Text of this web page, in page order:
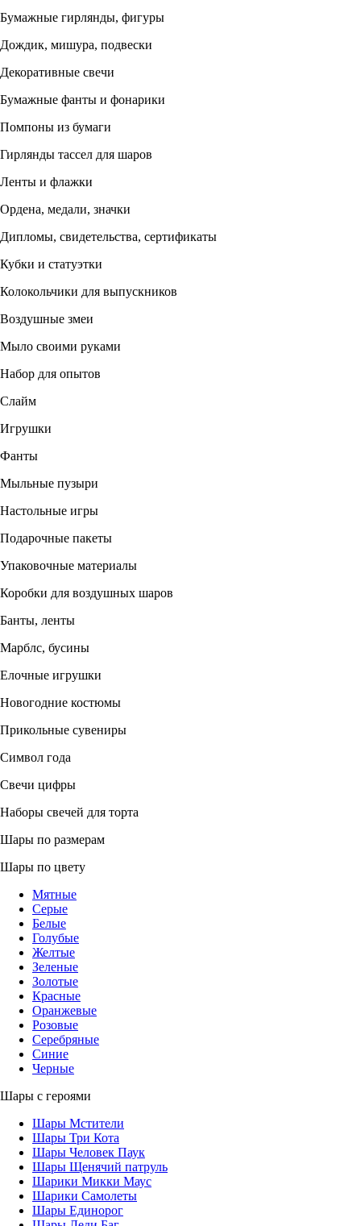
Бумажные гирлянды, фигуры
Дождик, мишура, подвески
Декоративные свечи
Бумажные фанты и фонарики
Помпоны из бумаги
Гирлянды тассел для шаров
Ленты и флажки
Ордена, медали, значки
Дипломы, свидетельства, сертификаты
Кубки и статуэтки
Колокольчики для выпускников
Воздушные змеи
Мыло своими руками
Набор для опытов
Слайм
Игрушки
Фанты
Мыльные пузыри
Настольные игры
Подарочные пакеты
Упаковочные материалы
Коробки для воздушных шаров
Банты, ленты
Марблс, бусины
Елочные игрушки
Новогодние костюмы
Прикольные сувениры
Символ года
Свечи цифры
Наборы свечей для торта
Шары по размерам
Шары по цвету
Мятные
Серые
Белые
Голубые
Желтые
Зеленые
Золотые
Красные
Оранжевые
Розовые
Серебряные
Синие
Черные
Шары с героями
Шары Мстители
Шары Три Кота
Шары Человек Паук
Шары Щенячий патруль
Шарики Микки Маус
Шарики Самолеты
Шары Единорог